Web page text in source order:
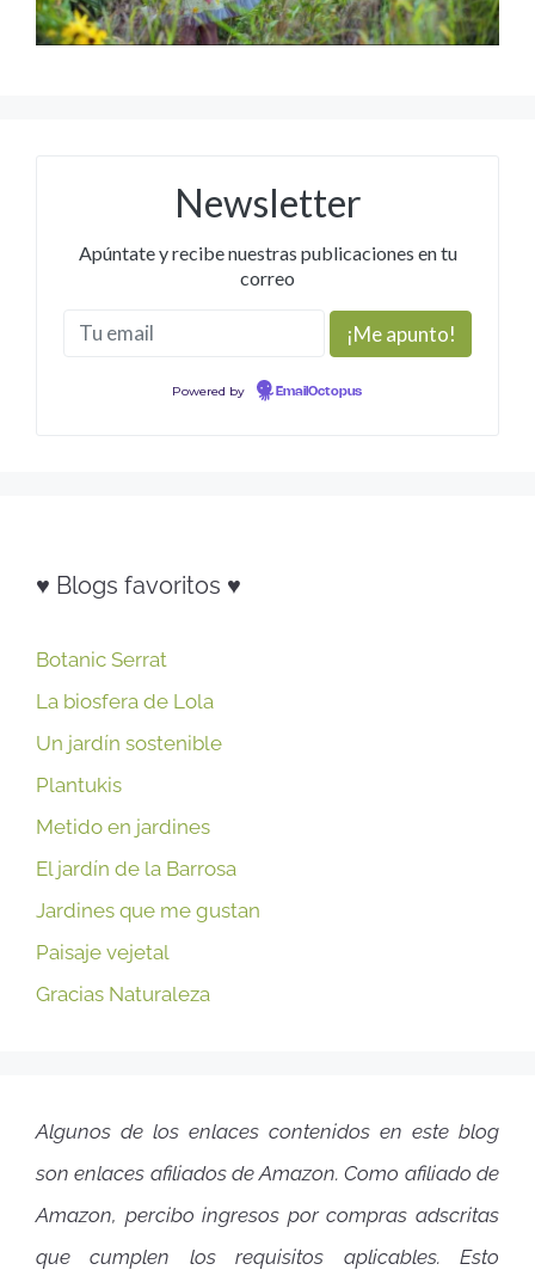
Newsletter
Apúntate y recibe nuestras publicaciones en tu
correo
Powered by EmailOctopus
♥ Blogs favoritos ♥
Botanic Serrat
La biosfera de Lola
Un jardín sostenible
Plantukis
Metido en jardines
El jardín de la Barrosa
Jardines que me gustan
Paisaje vejetal
Gracias Naturaleza
Algunos de los enlaces contenidos en este blog
son enlaces afiliados de Amazon. Como afiliado de
Amazon, percibo ingresos por compras adscritas
que cumplen los requisitos aplicables. Esto